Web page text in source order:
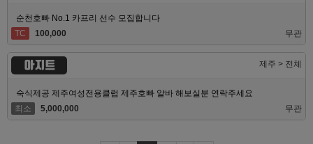
순천호빠 No.1 카프리 선수 모집합니다
TC
100,000 무관
아지트 제주 > 전체
숙식제공 제주여성전용클럽 제주호빠 알바 해보실분 연락주세요
최소
5,000,000 무관